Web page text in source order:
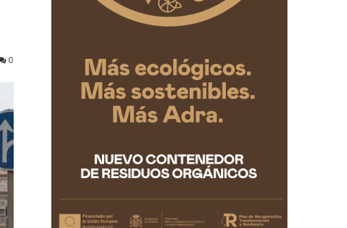
0